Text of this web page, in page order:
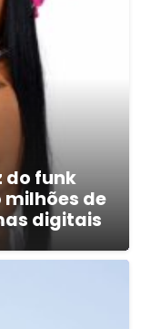
do funk
de
digitais